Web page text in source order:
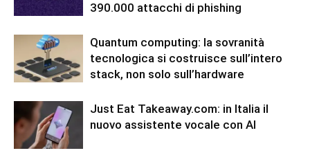
390.000 attacchi di phishing
Quantum computing: la sovranità
tecnologica si costruisce sull’intero
stack, non solo sull’hardware
Just Eat Takeaway.com: in Italia il
nuovo assistente vocale con AI